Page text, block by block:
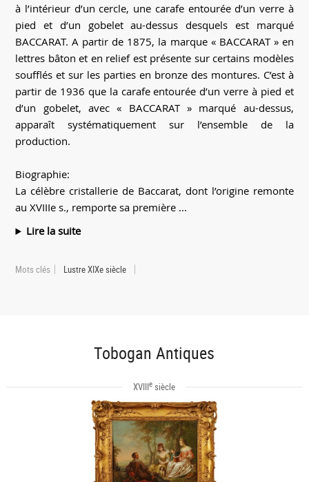
à l’intérieur d’un cercle, une carafe entourée d’un verre à
pied et d’un gobelet au-dessus desquels est marqué
BACCARAT. A partir de 1875, la marque « BACCARAT » en
lettres bâton et en relief est présente sur certains modèles
soufflés et sur les parties en bronze des montures. C’est à
partir de 1936 que la carafe entourée d’un verre à pied et
d’un gobelet, avec « BACCARAT » marqué au-dessus,
apparaît systématiquement sur l’ensemble de la
production.
Biographie:
La célèbre cristallerie de Baccarat, dont l’origine remonte
au XVIIIe s., remporte sa première ...
Lire la suite
Mots clés Lustre XIXe siècle
Tobogan Antiques
XVIIIe siècle